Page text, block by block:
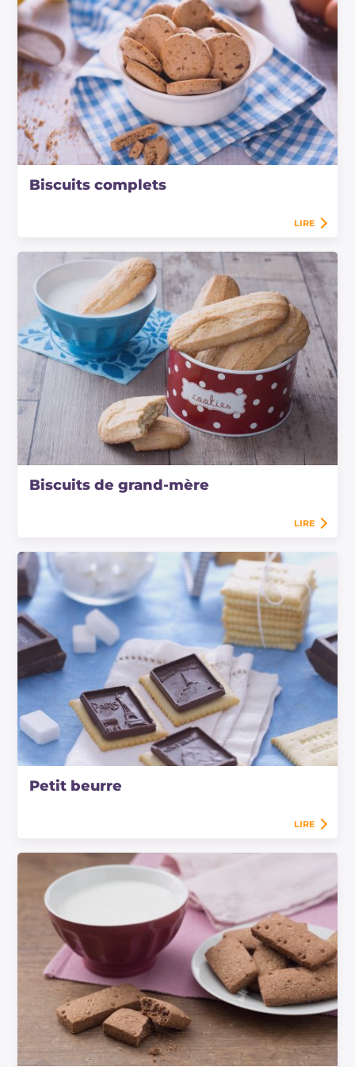
Biscuits complets
LIRE
Biscuits de grand-mère
LIRE
Petit beurre
LIRE